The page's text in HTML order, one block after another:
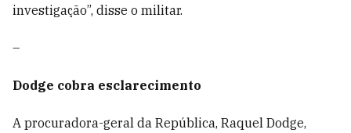
investigação”, disse o militar.
–
Dodge cobra esclarecimento
A procuradora-geral da República, Raquel Dodge,